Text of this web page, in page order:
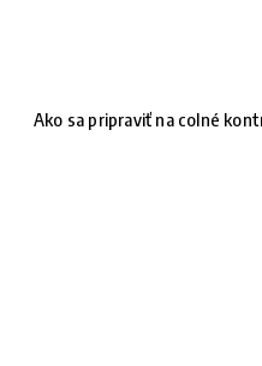
Ako sa pripraviť na colné